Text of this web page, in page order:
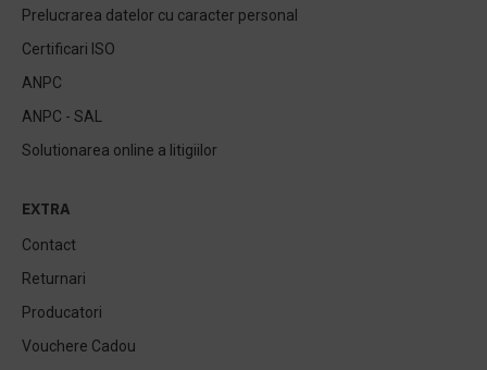
Prelucrarea datelor cu caracter personal
Certificari ISO
ANPC
ANPC - SAL
Solutionarea online a litigiilor
EXTRA
Contact
Returnari
Producatori
Vouchere Cadou